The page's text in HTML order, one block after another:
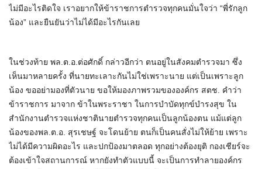
ไม่มีอะไรติดใจ เราอยากให้ข้าราชการตำรวจทุกคนมั่นใจว่า “พี่รักลูก
น้อง” และยืนยันว่าไม่ได้มีอะไรกันเลย
ในช่วงท้าย พล.ต.อ.ต่อศักดิ์ กล่าวอีกว่า ตนอยู่ในสังคมตำรวจมา ซึ่ง
เห็นมาหลายครั้ง ที่นายทะเลาะกันไม่ใช่เพราะนาย แต่เป็นเพราะลูก
น้อง ขออย่ามองที่ตัวนาย ขอให้มองภาพรวมขององค์กร สตช. คำว่า
ข้าราชการ มาจาก ข้าในพระราชา ในการบำบัดทุกข์บำรงสุข ใน
สำนักงานตำรวจแห่งชาตินายตำรวจทุกคนเป็นลูกน้องตน แม้แต่ลูก
น้องของพล.ต.อ. สุรเชษฐ์ จะโดนย้าย ตนก็เป็นคนสั่งไม่ให้ย้าย เพราะ
ไม่ได้มีความผิดอะไร และปกป้องมาตลอด ทุกอย่างต้องยุติ กองเชียร์จะ
ต้องเข้าใจสถานการณ์ หากยังทำตัวแบบนี้ จะเป็นการทำลายองค์กร